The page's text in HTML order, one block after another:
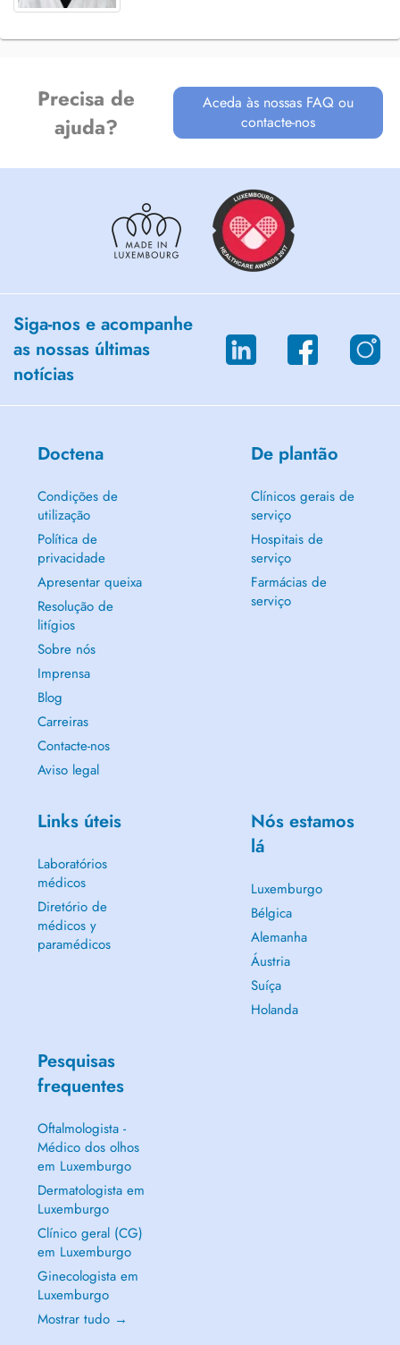
Precisa de
ajuda?
Aceda às nossas FAQ ou
contacte-nos
Siga-nos e acompanhe
as nossas últimas
notícias
Doctena
Condições de
utilização
Política de
privacidade
Apresentar queixa
Resolução de
litígios
Sobre nós
Imprensa
Blog
Carreiras
Contacte-nos
Aviso legal
De plantão
Clínicos gerais de
serviço
Hospitais de
serviço
Farmácias de
serviço
Links úteis
Laboratórios
médicos
Diretório de
médicos y
paramédicos
Nós estamos
lá
Luxemburgo
Bélgica
Alemanha
Áustria
Suíça
Holanda
Pesquisas
frequentes
Oftalmologista -
Médico dos olhos
em Luxemburgo
Dermatologista em
Luxemburgo
Clínico geral (CG)
em Luxemburgo
Ginecologista em
Luxemburgo
Mostrar tudo →